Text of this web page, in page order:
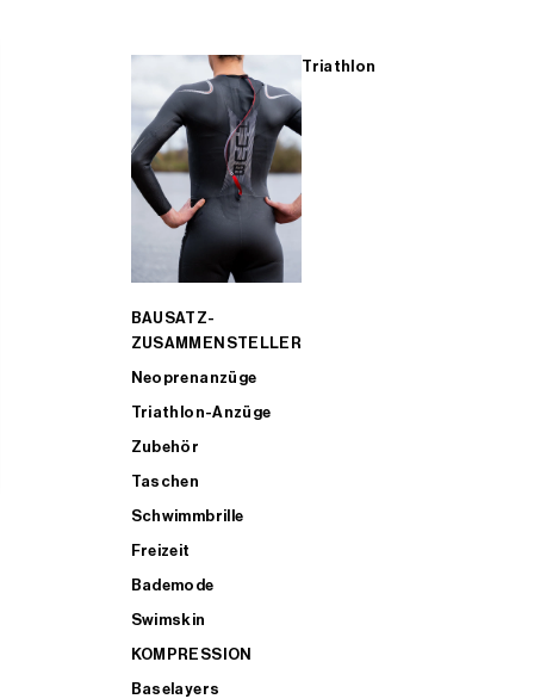
Triathlon
BAUSATZ-
ZUSAMMENSTELLER
Neoprenanzüge
Triathlon-Anzüge
Zubehör
Taschen
Schwimmbrille
Freizeit
Bademode
Swimskin
KOMPRESSION
Baselayers